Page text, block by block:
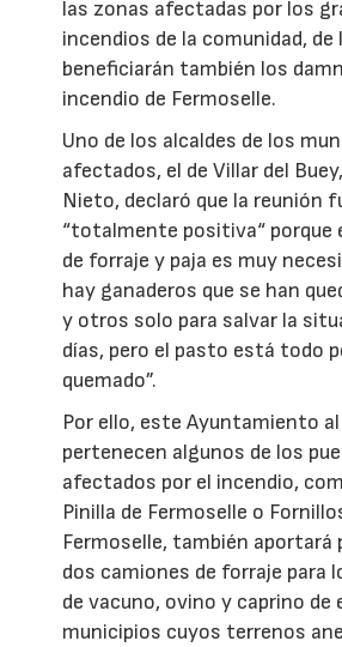
las zonas afectadas por los
incendios de la comunidad, de
beneficiarán también los
incendio de Fermoselle.
Uno de los alcaldes de los
afectados, el de Villar del
Nieto, declaró que la reunión
“totalmente positiva“ porque
de forraje y paja es muy
hay ganaderos que se han
y otros solo para salvar la
días, pero el pasto está todo
quemado”.
Por ello, este Ayuntamiento al
pertenecen algunos de los
afectados por el incendio,
Pinilla de Fermoselle o
Fermoselle, también aportará
dos camiones de forraje para
de vacuno, ovino y caprino de
municipios cuyos terrenos